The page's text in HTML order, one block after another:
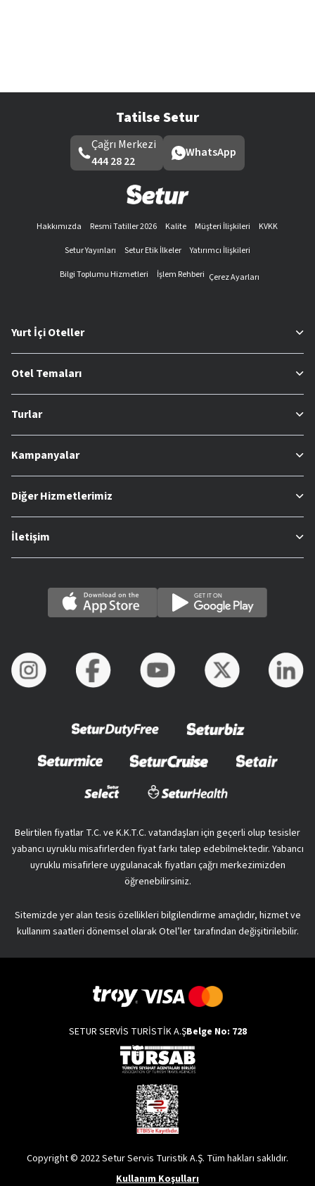
Tatilse Setur
Çağrı Merkezi
444 28 22
WhatsApp
Hakkımızda Resmi Tatiller 2026 Kalite Müşteri İlişkileri
KVKK
Setur Yayınları
Setur Etik İlkeler
Yatırımcı İlişkileri
Bilgi Toplumu Hizmetleri
İşlem Rehberi Çerez Ayarları
Yurt İçi Oteller
Otel Temaları
Turlar
Kampanyalar
Diğer Hizmetlerimiz
İletişim
Belirtilen fiyatlar T.C. ve K.K.T.C. vatandaşları için geçerli olup tesisler
yabancı uyruklu misafirlerden fiyat farkı talep edebilmektedir. Yabancı
uyruklu misafirlere uygulanacak fiyatları çağrı merkezimizden
öğrenebilirsiniz.
Sitemizde yer alan tesis özellikleri bilgilendirme amaçlıdır, hizmet ve
kullanım saatleri dönemsel olarak Otel’ler tarafından değişitirilebilir.
SETUR SERVİS TURİSTİK A.ŞBelge No: 728
Copyright © 2022 Setur Servis Turistik A.Ş. Tüm hakları saklıdır.
Kullanım Koşulları